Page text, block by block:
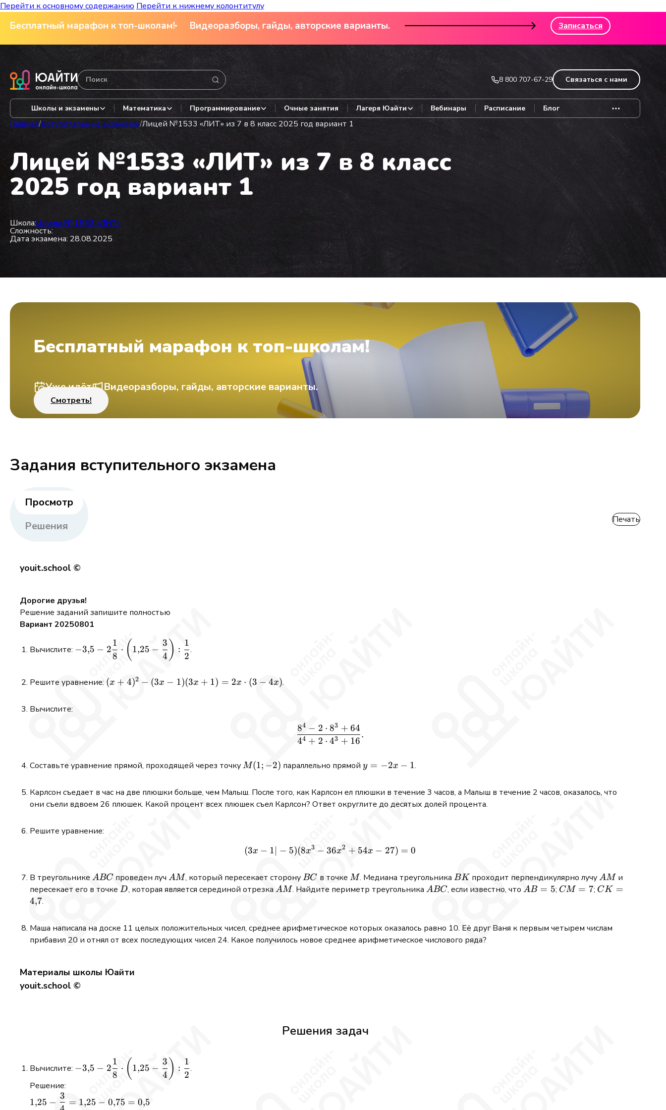
Перейти к основному содержанию Перейти к нижнему колонтитулу
Бесплатный марафон к топ-школам! Видеоразборы, гайды, авторские варианты. Записаться
8 800 707-67-29 Связаться с нами
Школы и экзамены Математика Программирование Очные занятия Лагеря Юайти Вебинары Расписание Блог
Главная/Вступительные экзамены/Лицей №1533 «ЛИТ» из 7 в 8 класс 2025 год вариант 1
Лицей №1533 «ЛИТ» из 7 в 8 класс
2025 год вариант 1
Школа:Школа № 1533 «ЛИТ»
Сложность:
Дата экзамена: 28.08.2025
Бесплатный марафон к топ-школам!
Уже идёт Видеоразборы, гайды, авторские варианты.
Смотреть!
Задания вступительного экзамена
Просмотр
Решения
Печать
youit.school ©
Дорогие друзья!
Решение заданий запишите полностью
Вариант 20250801
Вычислите:
-3{,}5 - 2\dfrac{1}
{8}\cdot\left(1{,}25
{4}\right):\dfrac{1}
−3,5 − 2
8
1
⋅ ( 1,25 −
4
3 ) :
2
1
.
Решите уравнение: (x+4)^2-(3x-1)
(x + 4)2 − (3x − 1)(3x + 1) = 2x ⋅ (3 − 4x).
Вычислите:
\dfrac{8^4 - 2\cdot 8^3 + 64}{4^4 + 2\cdot 4^3 + 16}.
44 + 2 ⋅ 43 + 16
84 − 2 ⋅ 83 + 64
.
Составьте уравнение прямой, проходящей через точкуM(1;-2)
M(1; −2) параллельно прямойy=-2x-
y = −2x − 1.
Карлсон съедает в час на две плюшки больше, чем Малыш. После того, как Карлсон ел плюшки в течение 3 часов, а Малыш в течение 2 часов, оказалось, что
они съели вдвоем 26 плюшек. Какой процент всех плюшек съел Карлсон? Ответ округлите до десятых долей процента.
Решите уравнение:
(3x-1|-5)(8x^3 - 36x^2 + 54x - 27) = 0
(3x − 1∣ − 5)(8x3 − 36x2 + 54x − 27) = 0
В треугольнике ABC
ABC проведен лучAM
AM, который пересекает сторонуBC
BC в точке M
M. Медиана треугольника BK
BK проходит перпендикулярно лучуAM
AM и
пересекает его в точке D
D, которая является серединой отрезка AM
AM. Найдите периметр треугольника ABC
ABC, если известно, чтоAB=5
AB = 5; CM=7
CM = 7; CK=4{,}7
CK =
4,7.
Маша написала на доске 11 целых положительных чисел, среднее арифметическое которых оказалось равно 10. Её друг Ваня к первым четырем числам
прибавил 20 и отнял от всех последующих чисел 24. Какое получилось новое среднее арифметическое числового ряда?
Материалы школы Юайти
youit.school ©
Решения задач
Вычислите:
-3{,}5 - 2\dfrac{1}
{8}\cdot\left(1{,}25
{4}\right):\dfrac{1}
−3,5 − 2
8
1
⋅ ( 1,25 −
4
3 ) :
2
1
.
Решение:
1{,}25 -
1,25 −
3
= 1,25 − 0,75 = 0,5